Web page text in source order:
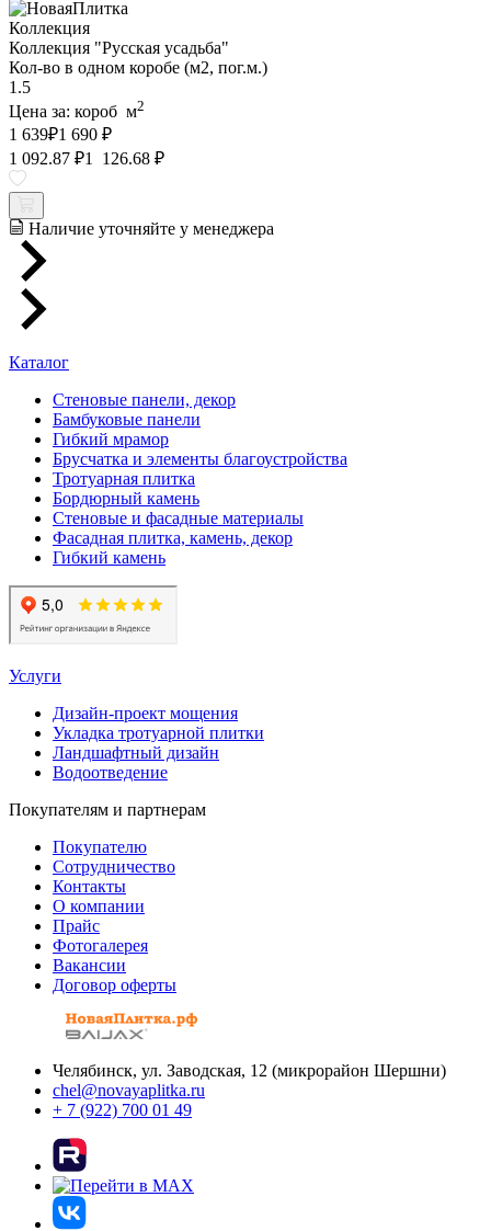
Коллекция
Коллекция "Русская усадьба"
Кол-во в одном коробе (м2, пог.м.)
1.5
Цена за: короб м2
1 639₽1 690 ₽
1 092.87 ₽1 126.68 ₽
Наличие уточняйте у менеджера
Каталог
Стеновые панели, декор
Бамбуковые панели
Гибкий мрамор
Брусчатка и элементы благоустройства
Тротуарная плитка
Бордюрный камень
Стеновые и фасадные материалы
Фасадная плитка, камень, декор
Гибкий камень
Услуги
Дизайн-проект мощения
Укладка тротуарной плитки
Ландшафтный дизайн
Водоотведение
Покупателям и партнерам
Покупателю
Сотрудничество
Контакты
О компании
Прайс
Фотогалерея
Вакансии
Договор оферты
Челябинск, ул. Заводская, 12 (микрорайон Шершни)
chel@novayaplitka.ru
+ 7 (922) 700 01 49